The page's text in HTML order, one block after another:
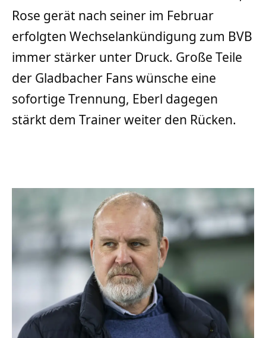
Rose gerät nach seiner im Februar
erfolgten Wechselankündigung zum BVB
immer stärker unter Druck. Große Teile
der Gladbacher Fans wünsche eine
sofortige Trennung, Eberl dagegen
stärkt dem Trainer weiter den Rücken.